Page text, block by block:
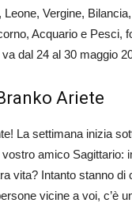
Vergine,
Acquario e Pesci,
dal 24 al 30 maggio
Ariete
La settimana inizia
amico Sagittario:
vita? Intanto stanno di
vicine a voi, c’è